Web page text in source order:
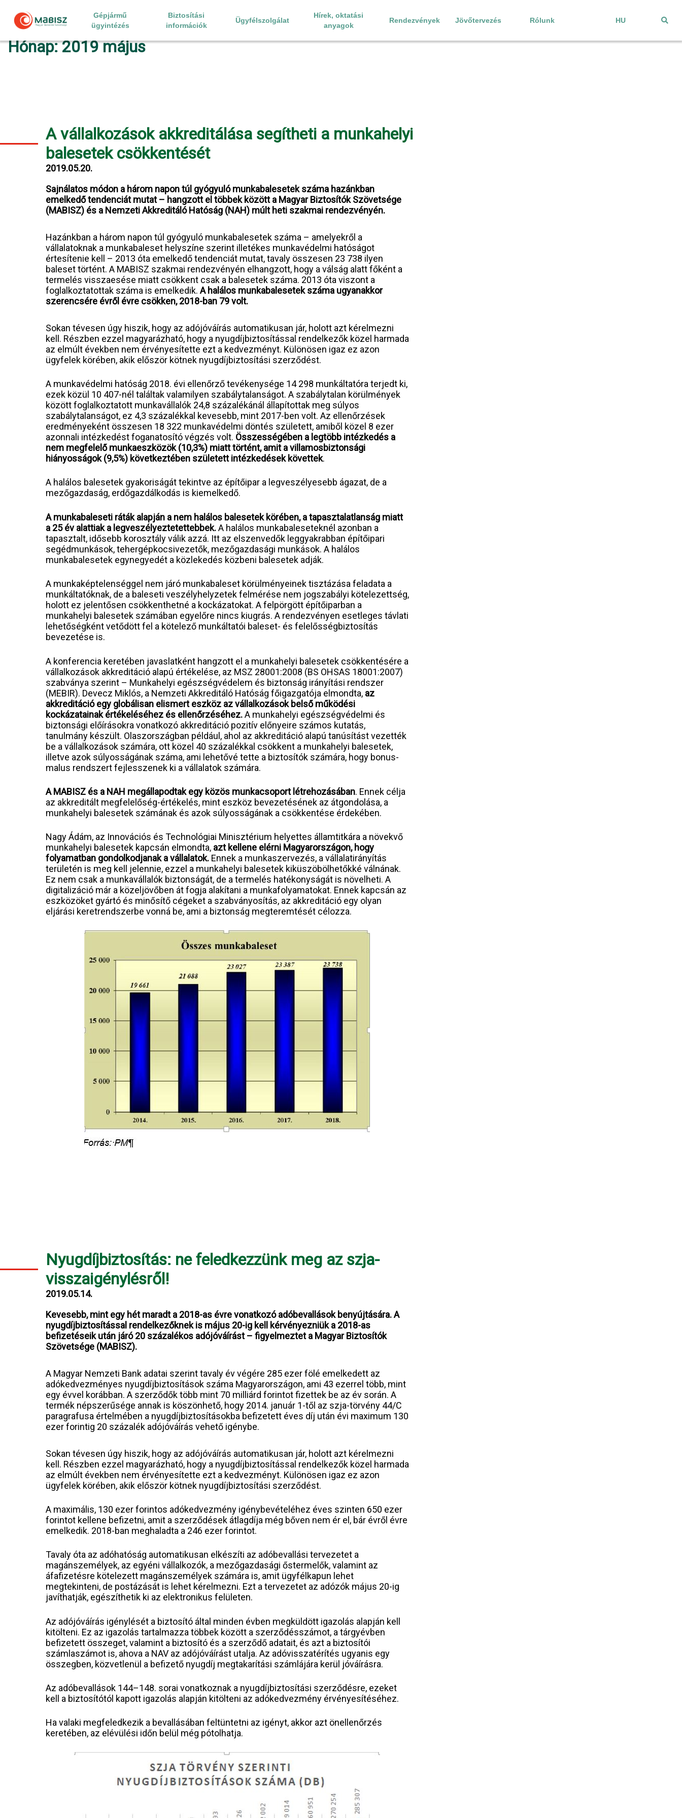
content
Gépjármű
ügyintézés
Biztosítási
információk
Ügyfélszolgálat
Hírek, oktatási
anyagok
Rendezvények Jövőtervezés Rólunk HU
Hónap:2019 május
A vállalkozások akkreditálása segítheti a munkahelyi
balesetek csökkentését
2019.05.20.
Sajnálatos módon a három napon túl gyógyuló munkabalesetek száma hazánkban
emelkedő tendenciát mutat – hangzott el többek között a Magyar Biztosítók Szövetsége
(MABISZ) és a Nemzeti Akkreditáló Hatóság (NAH) múlt heti szakmai rendezvényén.
Hazánkban a három napon túl gyógyuló munkabalesetek száma – amelyekről a
vállalatoknak a munkabaleset helyszíne szerint illetékes munkavédelmi hatóságot
értesítenie kell – 2013 óta emelkedő tendenciát mutat, tavaly összesen 23 738 ilyen
baleset történt. A MABISZ szakmai rendezvényén elhangzott, hogy a válság alatt főként a
termelés visszaesése miatt csökkent csak a balesetek száma. 2013 óta viszont a
foglalkoztatottak száma is emelkedik. A halálos munkabalesetek száma ugyanakkor
szerencsére évről évre csökken, 2018-ban 79 volt.
Sokan tévesen úgy hiszik, hogy az adójóváírás automatikusan jár, holott azt kérelmezni
kell. Részben ezzel magyarázható, hogy a nyugdíjbiztosítással rendelkezők közel harmada
az elmúlt években nem érvényesítette ezt a kedvezményt. Különösen igaz ez azon
ügyfelek körében, akik először kötnek nyugdíjbiztosítási szerződést.
A munkavédelmi hatóság 2018. évi ellenőrző tevékenysége 14 298 munkáltatóra terjedt ki,
ezek közül 10 407-nél találtak valamilyen szabálytalanságot. A szabálytalan körülmények
között foglalkoztatott munkavállalók 24,8 százalékánál állapítottak meg súlyos
szabálytalanságot, ez 4,3 százalékkal kevesebb, mint 2017-ben volt. Az ellenőrzések
eredményeként összesen 18 322 munkavédelmi döntés született, amiből közel 8 ezer
azonnali intézkedést foganatosító végzés volt. Összességében a legtöbb intézkedés a
nem megfelelő munkaeszközök (10,3%) miatt történt, amit a villamosbiztonsági
hiányosságok (9,5%) következtében született intézkedések követtek.
A halálos balesetek gyakoriságát tekintve az építőipar a legveszélyesebb ágazat, de a
mezőgazdaság, erdőgazdálkodás is kiemelkedő.
A munkabaleseti ráták alapján a nem halálos balesetek körében, a tapasztalatlanság miatt
a 25 év alattiak a legveszélyeztetettebbek.A halálos munkabaleseteknél azonban a
tapasztalt, idősebb korosztály válik azzá. Itt az elszenvedők leggyakrabban építőipari
segédmunkások, tehergépkocsivezetők, mezőgazdasági munkások. A halálos
munkabalesetek egynegyedét a közlekedés közbeni balesetek adják.
A munkaképtelenséggel nem járó munkabaleset körülményeinek tisztázása feladata a
munkáltatóknak, de a baleseti veszélyhelyzetek felmérése nem jogszabályi kötelezettség,
holott ez jelentősen csökkenthetné a kockázatokat. A felpörgött építőiparban a
munkahelyi balesetek számában egyelőre nincs kiugrás. A rendezvényen esetleges távlati
lehetőségként vetődött fel a kötelező munkáltatói baleset- és felelősségbiztosítás
bevezetése is.
A konferencia keretében javaslatként hangzott el a munkahelyi balesetek csökkentésére a
vállalkozások akkreditáció alapú értékelése, az MSZ 28001:2008 (BS OHSAS 18001:2007)
szabványa szerint – Munkahelyi egészségvédelem és biztonság irányítási rendszer
(MEBIR). Devecz Miklós, a Nemzeti Akkreditáló Hatóság főigazgatója elmondta, az
akkreditáció egy globálisan elismert eszköz az vállalkozások belső működési
kockázatainak értékeléséhez és ellenőrzéséhez.A munkahelyi egészségvédelmi és
biztonsági előírásokra vonatkozó akkreditáció pozitív előnyeire számos kutatás,
tanulmány készült. Olaszországban például, ahol az akkreditáció alapú tanúsítást vezették
be a vállalkozások számára, ott közel 40 százalékkal csökkent a munkahelyi balesetek,
illetve azok súlyosságának száma, ami lehetővé tette a biztosítók számára, hogy bonus-
malus rendszert fejlesszenek ki a vállalatok számára.
A MABISZ és a NAH megállapodtak egy közös munkacsoport létrehozásában. Ennek célja
az akkreditált megfelelőség-értékelés, mint eszköz bevezetésének az átgondolása, a
munkahelyi balesetek számának és azok súlyosságának a csökkentése érdekében.
Nagy Ádám, az Innovációs és Technológiai Minisztérium helyettes államtitkára a növekvő
munkahelyi balesetek kapcsán elmondta, azt kellene elérni Magyarországon, hogy
folyamatban gondolkodjanak a vállalatok.Ennek a munkaszervezés, a vállalatirányítás
területén is meg kell jelennie, ezzel a munkahelyi balesetek kiküszöbölhetőkké válnának.
Ez nem csak a munkavállalók biztonságát, de a termelés hatékonyságát is növelheti. A
digitalizáció már a közeljövőben át fogja alakítani a munkafolyamatokat. Ennek kapcsán az
eszközöket gyártó és minősítő cégeket a szabványosítás, az akkreditáció egy olyan
eljárási keretrendszerbe vonná be, ami a biztonság megteremtését célozza.
Nyugdíjbiztosítás: ne feledkezzünk meg az szja-
visszaigénylésről!
2019.05.14.
Kevesebb, mint egy hét maradt a 2018-as évre vonatkozó adóbevallások benyújtására. A
nyugdíjbiztosítással rendelkezőknek is május 20-ig kell kérvényezniük a 2018-as
befizetéseik után járó 20 százalékos adójóváírást – figyelmeztet a Magyar Biztosítók
Szövetsége (MABISZ).
A Magyar Nemzeti Bank adatai szerint tavaly év végére 285 ezer fölé emelkedett az
adókedvezményes nyugdíjbiztosítások száma Magyarországon, ami 43 ezerrel több, mint
egy évvel korábban. A szerződők több mint 70 milliárd forintot fizettek be az év során. A
termék népszerűsége annak is köszönhető, hogy 2014. január 1-től az szja-törvény 44/C
paragrafusa értelmében a nyugdíjbiztosításokba befizetett éves díj után évi maximum 130
ezer forintig 20 százalék adójóváírás vehető igénybe.
Sokan tévesen úgy hiszik, hogy az adójóváírás automatikusan jár, holott azt kérelmezni
kell. Részben ezzel magyarázható, hogy a nyugdíjbiztosítással rendelkezők közel harmada
az elmúlt években nem érvényesítette ezt a kedvezményt. Különösen igaz ez azon
ügyfelek körében, akik először kötnek nyugdíjbiztosítási szerződést.
A maximális, 130 ezer forintos adókedvezmény igénybevételéhez éves szinten 650 ezer
forintot kellene befizetni, amit a szerződések átlagdíja még bőven nem ér el, bár évről évre
emelkedik. 2018-ban meghaladta a 246 ezer forintot.
Tavaly óta az adóhatóság automatikusan elkészíti az adóbevallási tervezetet a
magánszemélyek, az egyéni vállalkozók, a mezőgazdasági őstermelők, valamint az
áfafizetésre kötelezett magánszemélyek számára is, amit ügyfélkapun lehet
megtekinteni, de postázását is lehet kérelmezni. Ezt a tervezetet az adózók május 20-ig
javíthatják, egészíthetik ki az elektronikus felületen.
Az adójóváírás igénylését a biztosító által minden évben megküldött igazolás alapján kell
kitölteni. Ez az igazolás tartalmazza többek között a szerződésszámot, a tárgyévben
befizetett összeget, valamint a biztosító és a szerződő adatait, és azt a biztosítói
számlaszámot is, ahova a NAV az adójóváírást utalja. Az adóvisszatérítés ugyanis egy
összegben, közvetlenül a befizető nyugdíj megtakarítási számlájára kerül jóváírásra.
Az adóbevallások 144–148. sorai vonatkoznak a nyugdíjbiztosítási szerződésre, ezeket
kell a biztosítótól kapott igazolás alapján kitölteni az adókedvezmény érvényesítéséhez.
Ha valaki megfeledkezik a bevallásában feltüntetni az igényt, akkor azt önellenőrzés
keretében, az elévülési időn belül még pótolhatja.